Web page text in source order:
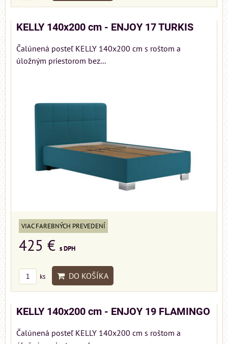
KELLY 140x200 cm - ENJOY 17 TURKIS
Čalúnená posteľ KELLY 140x200 cm s roštom a
úložným priestorom bez...
VIAC FAREBNÝCH PREVEDENÍ
425 € s DPH
ks DO KOŠÍKA
KELLY 140x200 cm - ENJOY 19 FLAMINGO
Čalúnená posteľ KELLY 140x200 cm s roštom a